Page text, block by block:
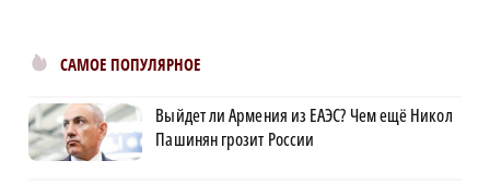
САМОЕ ПОПУЛЯРНОЕ
Выйдет ли Армения из ЕАЭС? Чем ещё Никол
Пашинян грозит России